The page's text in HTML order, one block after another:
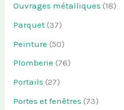
Ouvrages métalliques (18)
Parquet (37)
Peinture (50)
Plomberie (76)
Portails (27)
Portes et fenêtres (73)